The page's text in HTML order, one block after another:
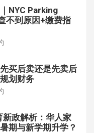
NYC Parking
不到原因+缴费指
买后卖还是先卖后
划财务
政解析：华人家
期与新学期升学？